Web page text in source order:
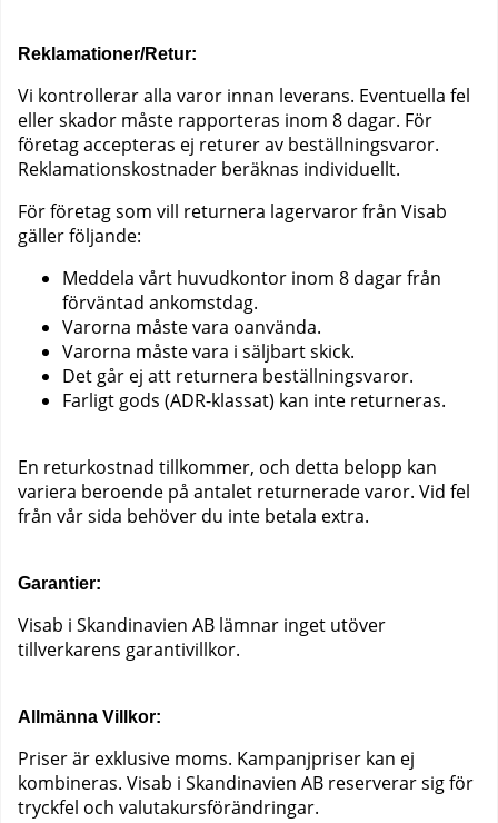
Reklamationer/Retur:
Vi kontrollerar alla varor innan leverans. Eventuella fel
eller skador måste rapporteras inom 8 dagar. För
företag accepteras ej returer av beställningsvaror.
Reklamationskostnader beräknas individuellt.
För företag som vill returnera lagervaror från Visab
gäller följande:
Meddela vårt huvudkontor inom 8 dagar från
förväntad ankomstdag.
Varorna måste vara oanvända.
Varorna måste vara i säljbart skick.
Det går ej att returnera beställningsvaror.
Farligt gods (ADR-klassat) kan inte returneras.
En returkostnad tillkommer, och detta belopp kan
variera beroende på antalet returnerade varor. Vid fel
från vår sida behöver du inte betala extra.
Garantier:
Visab i Skandinavien AB lämnar inget utöver
tillverkarens garantivillkor.
Allmänna Villkor:
Priser är exklusive moms. Kampanjpriser kan ej
kombineras. Visab i Skandinavien AB reserverar sig för
tryckfel och valutakursförändringar.